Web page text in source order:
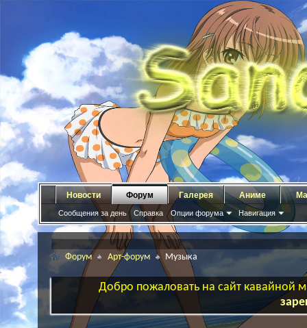
Новости Форум
Сообщения за день Справка Опции форума Навигация
Галерея Аниме
Форум Арт-форум Музыка
Добро пожаловать на сайт кавайной